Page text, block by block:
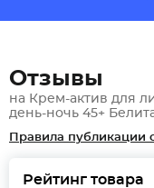
Отзывы
на Крем-актив для
день-ночь 45+
Правила публикации
Рейтинг товара